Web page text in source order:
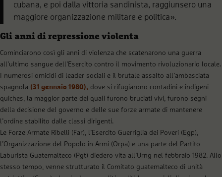
cubana, e poi dalla vittoria sandinista, raggiunsero una
maggiore organizzazione militare e politica».
Gli anni di repressione violenta
Cominciarono così gli anni di violenza che scatenarono una guerra
all’ultimo sangue dell’Esercito contro il movimento rivoluzionario locale.
I numerosi omicidi di leader sociali e il brutale assalto all’ambasciata
spagnola (31 gennaio 1980), dove si rifugiarono contadini e indigeni
quiches, la maggior parte dei quali furono bruciati vivi, furono segni
della decisione del governo e delle sue forze armate di mantenere
l’ordine stabilito dalle classi dirigenti.
Le Forze Armate Ribelli (Far), l’Esercito Guerriglia dei Poveri (Egp),
l’Organizzazione del Popolo in Armi (Orpa) e una parte del Partito
Laburista Guatemalteco (Pgt) diedero vita all’Urng nel febbraio 1982. Allo
stesso tempo, venne strutturato il Comitato guatemalteco di unità